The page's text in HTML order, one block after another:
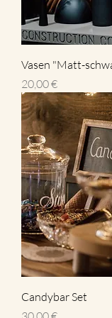
Vasen "Matt-
Preis
20,00 €
Candybar Set